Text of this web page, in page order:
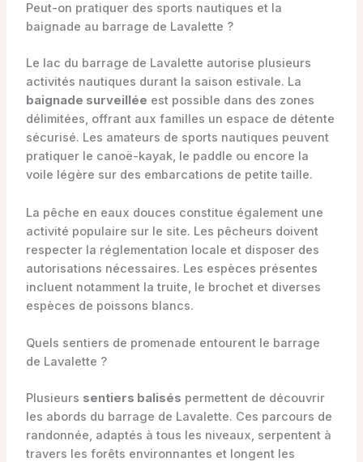
Peut-on pratiquer des sports nautiques et la
baignade au barrage de Lavalette ?
Le lac du barrage de Lavalette autorise plusieurs
activités nautiques durant la saison estivale. La
baignade surveillée est possible dans des zones
délimitées, offrant aux familles un espace de détente
sécurisé. Les amateurs de sports nautiques peuvent
pratiquer le canoë-kayak, le paddle ou encore la
voile légère sur des embarcations de petite taille.
La pêche en eaux douces constitue également une
activité populaire sur le site. Les pêcheurs doivent
respecter la réglementation locale et disposer des
autorisations nécessaires. Les espèces présentes
incluent notamment la truite, le brochet et diverses
espèces de poissons blancs.
Quels sentiers de promenade entourent le barrage
de Lavalette ?
Plusieurs sentiers balisés permettent de découvrir
les abords du barrage de Lavalette. Ces parcours de
randonnée, adaptés à tous les niveaux, serpentent à
travers les forêts environnantes et longent les